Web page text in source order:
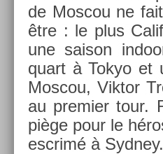
de Mos­cou ne
être : le plus
une saison
quart à Tokyo et
Mos­cou, Vik­tor
au pre­mi­er tour.
piège pour le
escrimé à Syd­ney.